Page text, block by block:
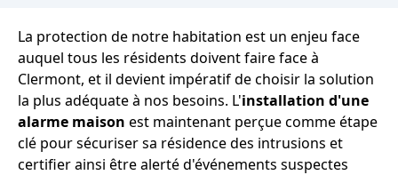
La protection de notre habitation est un enjeu face
auquel tous les résidents doivent faire face à
Clermont, et il devient impératif de choisir la solution
la plus adéquate à nos besoins. L'installation d'une
alarme maison est maintenant perçue comme étape
clé pour sécuriser sa résidence des intrusions et
certifier ainsi être alerté d'événements suspectes